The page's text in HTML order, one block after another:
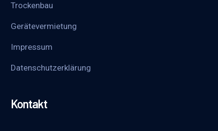
Trockenbau
Gerätevermietung
Impressum
Datenschutzerklärung
Kontakt